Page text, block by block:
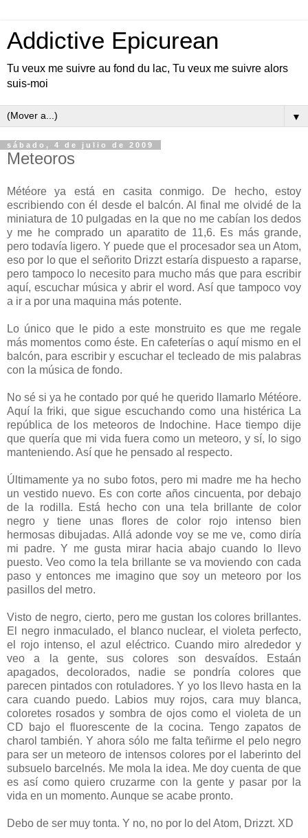
Addictive Epicurean
Tu veux me suivre au fond du lac, Tu veux me suivre alors
suis-moi
▼
sábado, 4 de julio de 2009
Meteoros
Météore ya está en casita conmigo. De hecho, estoy
escribiendo con él desde el balcón. Al final me olvidé de la
miniatura de 10 pulgadas en la que no me cabían los dedos
y me he comprado un aparatito de 11,6. Es más grande,
pero todavía ligero. Y puede que el procesador sea un Atom,
eso por lo que el señorito Drizzt estaría dispuesto a raparse,
pero tampoco lo necesito para mucho más que para escribir
aquí, escuchar música y abrir el word. Así que tampoco voy
a ir a por una maquina más potente.
Lo único que le pido a este monstruito es que me regale
más momentos como éste. En cafeterías o aquí mismo en el
balcón, para escribir y escuchar el tecleado de mis palabras
con la música de fondo.
No sé si ya he contado por qué he querido llamarlo Météore.
Aquí la friki, que sigue escuchando como una histérica La
república de los meteoros de Indochine. Hace tiempo dije
que quería que mi vida fuera como un meteoro, y sí, lo sigo
manteniendo. Así que he pensado al respecto.
Últimamente ya no subo fotos, pero mi madre me ha hecho
un vestido nuevo. Es con corte años cincuenta, por debajo
de la rodilla. Está hecho con una tela brillante de color
negro y tiene unas flores de color rojo intenso bien
hermosas dibujadas. Allá adonde voy se me ve, como diría
mi padre. Y me gusta mirar hacia abajo cuando lo llevo
puesto. Veo como la tela brillante se va moviendo con cada
paso y entonces me imagino que soy un meteoro por los
pasillos del metro.
Visto de negro, cierto, pero me gustan los colores brillantes.
El negro inmaculado, el blanco nuclear, el violeta perfecto,
el rojo intenso, el azul eléctrico. Cuando miro alrededor y
veo a la gente, sus colores son desvaídos. Estaán
apagados, decolorados, nadie se pondría colores que
parecen pintados con rotuladores. Y yo los llevo hasta en la
cara cuando puedo. Labios muy rojos, cara muy blanca,
coloretes rosados y sombra de ojos como el violeta de un
CD bajo el fluorescente de la cocina. Tengo zapatos de
charol también. Y ahora sólo me falta teñirme el pelo negro
para ser un meteoro de intensos colores por el laberinto del
subsuelo barcelnés. Me mola la idea. Me doy cuenta de que
es así como quiero cruzarme con la gente y pasar por la
vida en un momento. Aunque se acabe pronto.
Debo de ser muy tonta. Y no, no por lo del Atom, Drizzt. XD